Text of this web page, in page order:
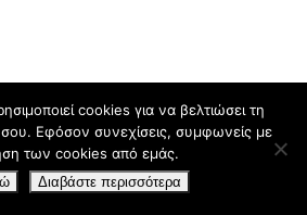
cookies για να βελτιώσει τη
σου. Εφόσον συνεχίσεις, συμφωνείς με
των cookies από εμάς.
Διαβάστε περισσότερα